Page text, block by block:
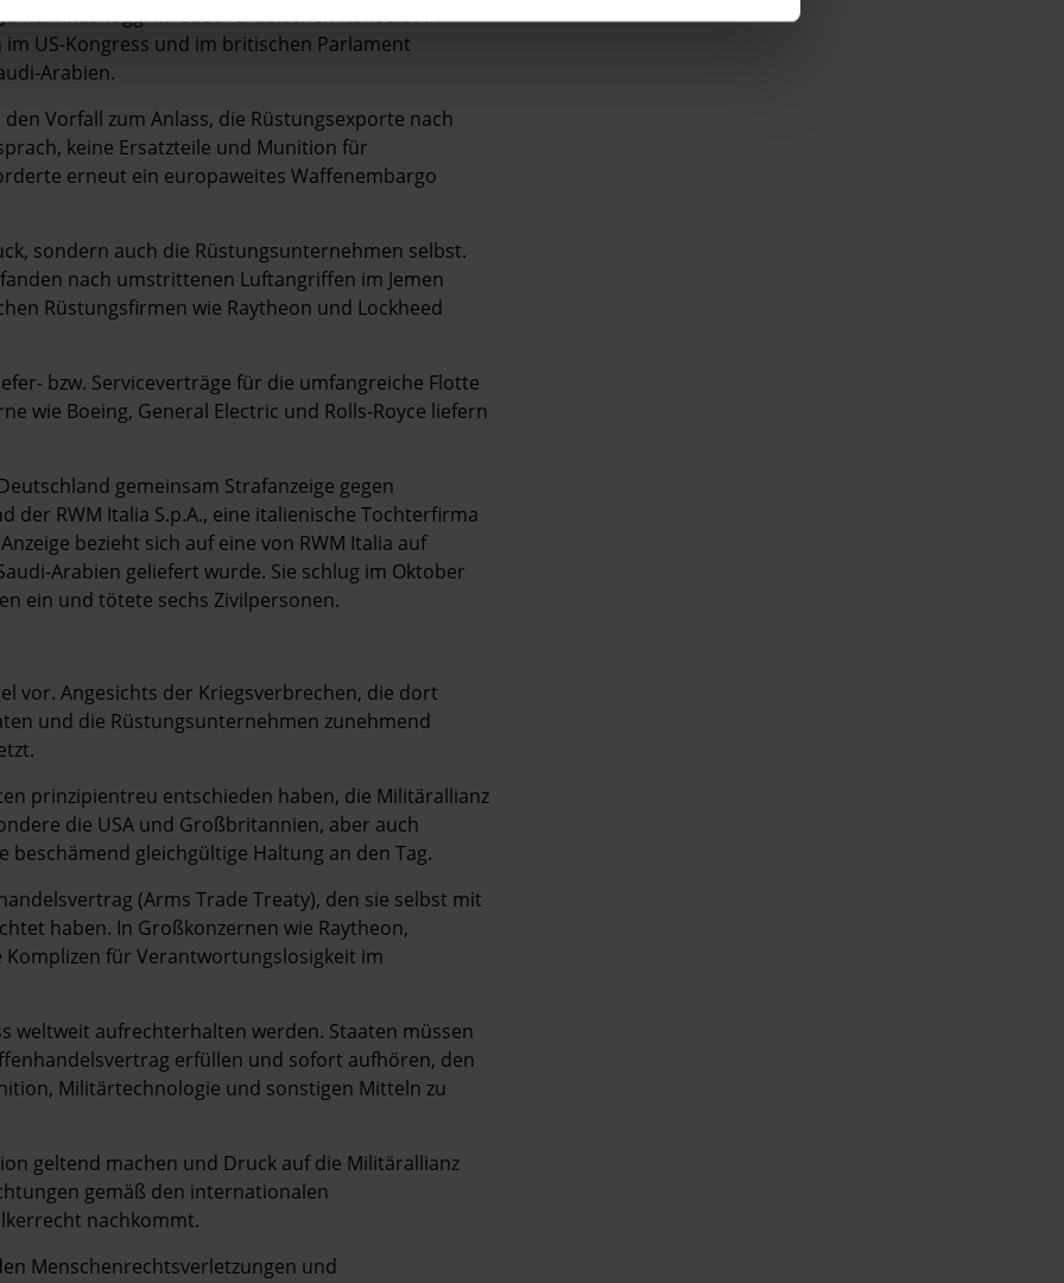
Khashoggi im saudi-arabischen Konsulat in
US-Kongress und im britischen Parlament
Arabien.
Vorfall zum Anlass, die Rüstungsexporte nach
keine Ersatzteile und Munition für
erneut ein europaweites Waffenembargo
sondern auch die Rüstungsunternehmen selbst.
nach umstrittenen Luftangriffen im Jemen
Rüstungsfirmen wie Raytheon und Lockheed
bzw. Serviceverträge für die umfangreiche Flotte
wie Boeing, General Electric und Rolls-Royce liefern
gemeinsam Strafanzeige gegen
RWM Italia S.p.A., eine italienische Tochterfirma
bezieht sich auf eine von RWM Italia auf
Arabien geliefert wurde. Sie schlug im Oktober
ein und tötete sechs Zivilpersonen.
vor. Angesichts der Kriegsverbrechen, die dort
und die Rüstungsunternehmen zunehmend
prinzipientreu entschieden haben, die Militärallianz
die USA und Großbritannien, aber auch
beschämend gleichgültige Haltung an den Tag.
(Arms Trade Treaty), den sie selbst mit
haben. In Großkonzernen wie Raytheon,
Komplizen für Verantwortungslosigkeit im
weltweit aufrechterhalten werden. Staaten müssen
erfüllen und sofort aufhören, den
Militärtechnologie und sonstigen Mitteln zu
geltend machen und Druck auf die Militärallianz
gemäß den ­internationalen
nachkommt.
Menschenrechtsverletzungen und